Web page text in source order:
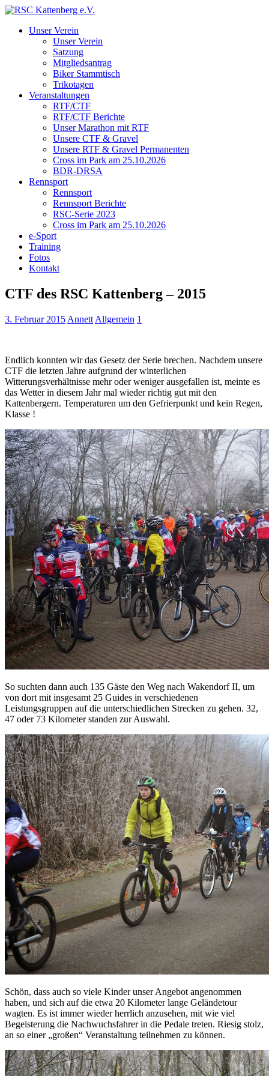
Unser Verein
Unser Verein
Satzung
Mitgliedsantrag
Biker Stammtisch
Trikotagen
Veranstaltungen
RTF/CTF
RTF/CTF Berichte
Unser Marathon mit RTF
Unsere CTF & Gravel
Unsere RTF & Gravel Permanenten
Cross im Park am 25.10.2026
BDR-DRSA
Rennsport
Rennsport
Rennsport Berichte
RSC-Serie 2023
Cross im Park am 25.10.2026
e-Sport
Training
Fotos
Kontakt
CTF des RSC Kattenberg – 2015
3. Februar 2015 Annett Allgemein 1
Endlich konnten wir das Gesetz der Serie brechen. Nachdem unsere
CTF die letzten Jahre aufgrund der winterlichen
Witterungsverhältnisse mehr oder weniger ausgefallen ist, meinte es
das Wetter in diesem Jahr mal wieder richtig gut mit den
Kattenbergern. Temperaturen um den Gefrierpunkt und kein Regen,
Klasse !
So suchten dann auch 135 Gäste den Weg nach Wakendorf II, um
von dort mit insgesamt 25 Guides in verschiedenen
Leistungsgruppen auf die unterschiedlichen Strecken zu gehen. 32,
47 oder 73 Kilometer standen zur Auswahl.
Schön, dass auch so viele Kinder unser Angebot angenommen
haben, und sich auf die etwa 20 Kilometer lange Geländetour
wagten. Es ist immer wieder herrlich anzusehen, mit wie viel
Begeisterung die Nachwuchsfahrer in die Pedale treten. Riesig stolz,
an so einer „großen“ Veranstaltung teilnehmen zu können.